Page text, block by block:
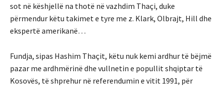
sot në këshjellë na thotë në vazhdim Thaçi, duke
përmendur këtu takimet e tyre me z. Klark, Olbrajt, Hill dhe
ekspertë amerikanë…
Fundja, sipas Hashim Thaçit, këtu nuk kemi ardhur të bëjmë
pazar me ardhmërinë dhe vullnetin e popullit shqiptar të
Kosovës, të shprehur në referendumin e vitit 1991, për